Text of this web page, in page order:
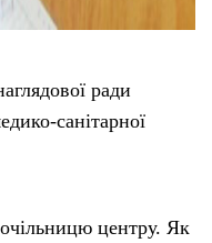
ради
санітарної
центру. Як